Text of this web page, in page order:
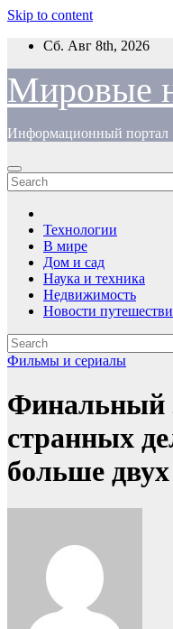
Skip to content
Сб. Авг 8th, 2026
Мировые
Информационный портал
Технологии
В мире
Дом и сад
Наука и техника
Недвижимость
Новости
Фильмы и сериалы
Финальный
странных
больше